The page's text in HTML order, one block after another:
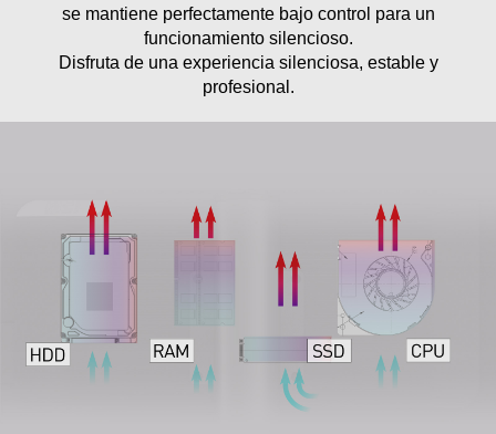
funcionamiento silencioso.
Disfruta de una experiencia silenciosa, estable y
profesional.